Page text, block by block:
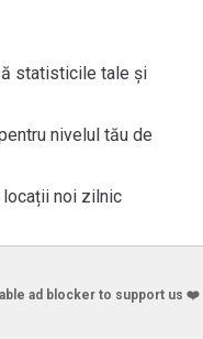
statisticile tale și
nivelul tău de
noi zilnic
ad blocker to support us ❤️